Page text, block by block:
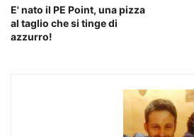
E' nato il PE Point, una pizza
al taglio che si tinge di
azzurro!